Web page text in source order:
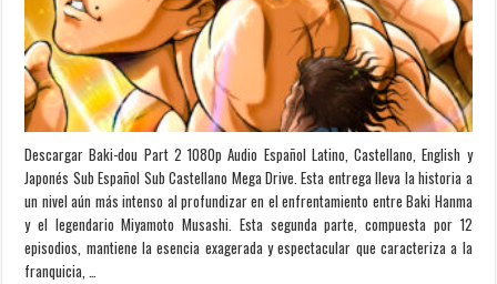
Descargar Baki-dou Part 2 1080p Audio Español Latino, Castellano, English y
Japonés Sub Español Sub Castellano Mega Drive. Esta entrega lleva la historia a
un nivel aún más intenso al profundizar en el enfrentamiento entre Baki Hanma
y el legendario Miyamoto Musashi. Esta segunda parte, compuesta por 12
episodios, mantiene la esencia exagerada y espectacular que caracteriza a la
franquicia, …